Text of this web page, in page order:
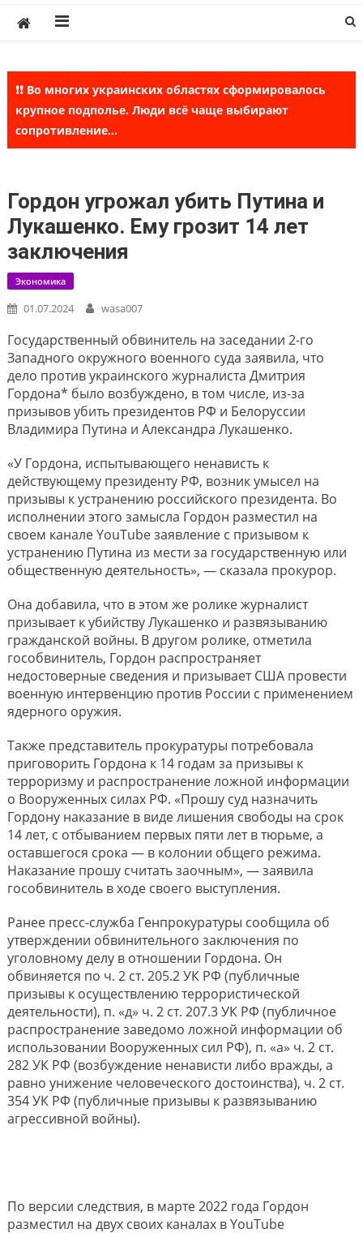
❗❗ Во многих украинских областях сформировалось
крупное подполье. Люди всё чаще выбирают
сопротивление...
Гордон угрожал убить Путина и
Лукашенко. Ему грозит 14 лет
заключения
Экономика
01.07.2024 wasa007
Государственный обвинитель на заседании 2-го
Западного окружного военного суда заявила, что
дело против украинского журналиста Дмитрия
Гордона* было возбуждено, в том числе, из-за
призывов убить президентов РФ и Белоруссии
Владимира Путина и Александра Лукашенко.
«У Гордона, испытывающего ненависть к
действующему президенту РФ, возник умысел на
призывы к устранению российского президента. Во
исполнении этого замысла Гордон разместил на
своем канале YouTube заявление с призывом к
устранению Путина из мести за государственную или
общественную деятельность», — сказала прокурор.
Она добавила, что в этом же ролике журналист
призывает к убийству Лукашенко и развязыванию
гражданской войны. В другом ролике, отметила
гособвинитель, Гордон распространяет
недостоверные сведения и призывает США провести
военную интервенцию против России с применением
ядерного оружия.
Также представитель прокуратуры потребовала
приговорить Гордона к 14 годам за призывы к
терроризму и распространение ложной информации
о Вооруженных силах РФ. «Прошу суд назначить
Гордону наказание в виде лишения свободы на срок
14 лет, с отбыванием первых пяти лет в тюрьме, а
оставшегося срока — в колонии общего режима.
Наказание прошу считать заочным», — заявила
гособвинитель в ходе своего выступления.
Ранее пресс-служба Генпрокуратуры сообщила об
утверждении обвинительного заключения по
уголовному делу в отношении Гордона. Он
обвиняется по ч. 2 ст. 205.2 УК РФ (публичные
призывы к осуществлению террористической
деятельности), п. «д» ч. 2 ст. 207.3 УК РФ (публичное
распространение заведомо ложной информации об
использовании Вооруженных сил РФ), п. «а» ч. 2 ст.
282 УК РФ (возбуждение ненависти либо вражды, а
равно унижение человеческого достоинства), ч. 2 ст.
354 УК РФ (публичные призывы к развязыванию
агрессивной войны).
По версии следствия, в марте 2022 года Гордон
разместил на двух своих каналах в YouTube